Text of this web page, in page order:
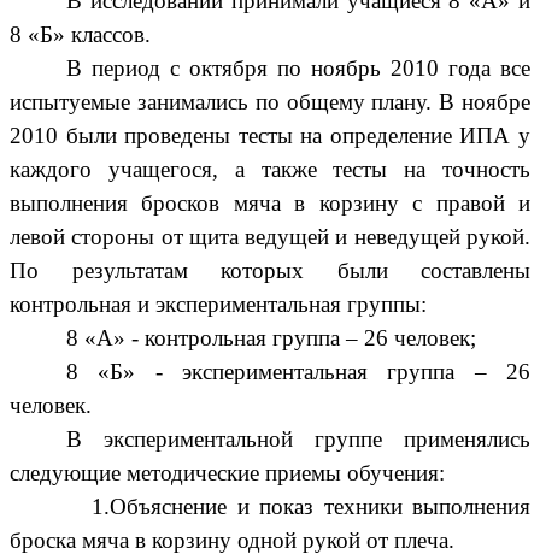
8 «Б» классов.
В период с октября по ноябрь 2010 года все
испытуемые занимались по общему плану. В ноябре
2010 были проведены тесты на определение ИПА у
каждого учащегося, а также тесты на точность
выполнения бросков мяча в корзину с правой и
левой стороны от щита ведущей и неведущей рукой.
По результатам которых были составлены
контрольная и экспериментальная группы:
8 «А» - контрольная группа – 26 человек;
8 «Б» - экспериментальная группа – 26
человек.
В экспериментальной группе применялись
следующие методические приемы обучения:
1.Объяснение и показ техники выполнения
броска мяча в корзину одной рукой от плеча.